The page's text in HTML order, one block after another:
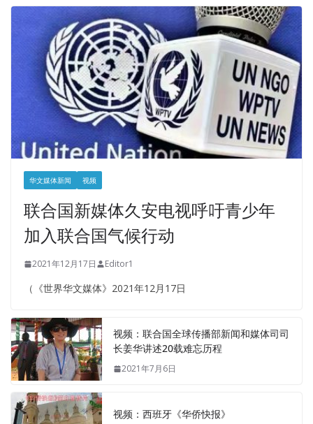
华文媒体新闻 视频
联合国新媒体久安电视呼吁青少年
加入联合国气候行动
2021年12月17日 Editor1
（《世界华文媒体》2021年12月17日
视频：联合国全球传播部新闻和媒体司司
长姜华讲述20载难忘历程
2021年7月6日
视频：西班牙《华侨快报》